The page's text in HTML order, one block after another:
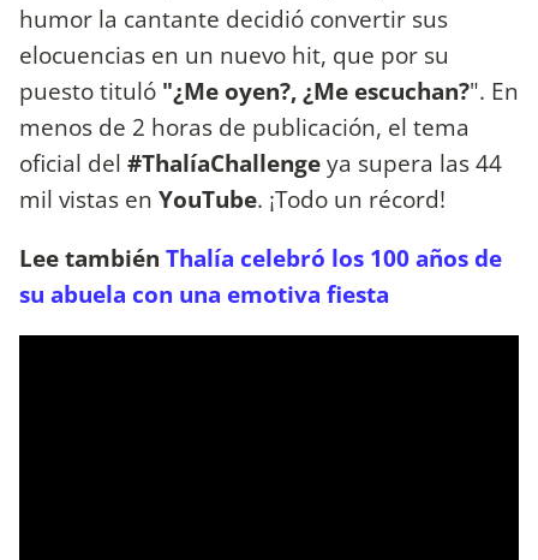
humor la cantante decidió convertir sus
elocuencias en un nuevo hit, que por su
puesto tituló "¿Me oyen?, ¿Me escuchan?". En
menos de 2 horas de publicación, el tema
oficial del #ThalíaChallengeya supera las 44
mil vistas en YouTube. ¡Todo un récord!
Lee también Thalía celebró los 100 años de
su abuela con una emotiva fiesta